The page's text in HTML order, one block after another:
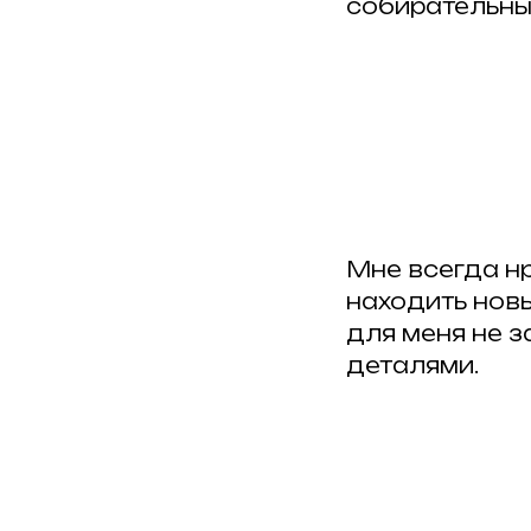
Мне всегда
находить
для меня не
деталями.